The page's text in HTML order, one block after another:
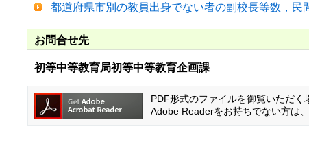
都道府県市別の教員出身でない者の副校長等数，
お問合せ先
初等中等教育局初等中等教育企画課
PDF形式のファイルを御覧いただく
Adobe Readerをお持ちでない方は